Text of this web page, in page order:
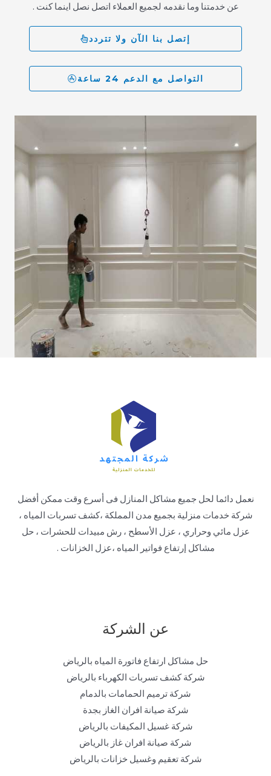
عن خدمتنا وما نقدمه لجميع العملاء اتصل نصل اينما كنت .
إتصل بنا الآن ولا تتردد
التواصل مع الدعم 24 ساعة
نعمل دائما لحل جميع مشاكل المنازل فى أسرع وقت ممكن أفضل
شركة خدمات منزلية بجميع مدن المملكة ،كشف تسربات المياه ،
عزل مائي وحراري ، عزل الأسطح ، رش مبيدات للحشرات ، حل
مشاكل إرتفاع فواتير المياه ،عزل الخزانات .
عن الشركة
حل مشاكل ارتفاع فاتورة المياه بالرياض
شركة كشف تسربات الكهرباء بالرياض
شركة ترميم الحمامات بالدمام
شركة صيانة افران الغاز بجدة
شركة غسيل المكيفات بالرياض
شركة صيانة افران غاز بالرياض
شركة تعقيم وغسيل خزانات بالرياض